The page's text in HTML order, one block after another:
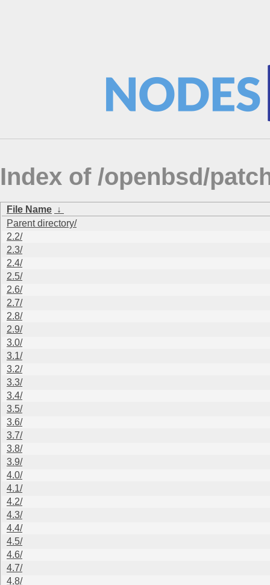
Index of /openbsd/
File Name ↓
Parent directory/
2.2/
2.3/
2.4/
2.5/
2.6/
2.7/
2.8/
2.9/
3.0/
3.1/
3.2/
3.3/
3.4/
3.5/
3.6/
3.7/
3.8/
3.9/
4.0/
4.1/
4.2/
4.3/
4.4/
4.5/
4.6/
4.7/
4.8/